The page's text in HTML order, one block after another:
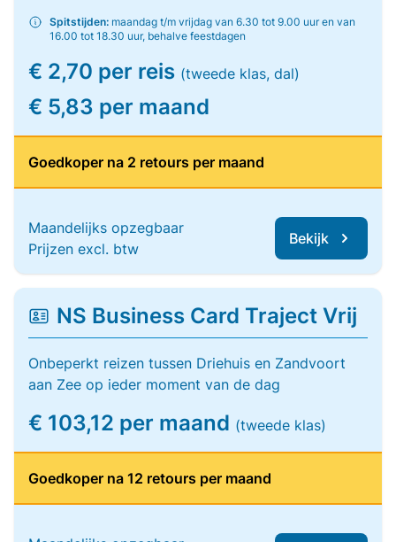
Spitstijden: maandag t/m vrijdag van 6.30 tot 9.00 uur en van
16.00 tot 18.30 uur, behalve feestdagen
€ 2,70 per reis (tweede klas, dal)
€ 5,83 per maand
Goedkoper na 2 retours per maand
Maandelijks opzegbaar
Prijzen excl. btw
Bekijk
NS Business Card Traject Vrij
Onbeperkt reizen tussen Driehuis en Zandvoort
aan Zee op ieder moment van de dag
€ 103,12 per maand (tweede klas)
Goedkoper na 12 retours per maand